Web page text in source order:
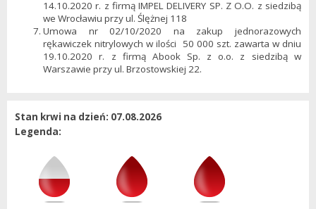
14.10.2020 r. z firmą IMPEL DELIVERY SP. Z O.O. z siedzibą
we Wrocławiu przy ul. Ślężnej 118
Umowa nr 02/10/2020 na zakup jednorazowych
rękawiczek nitrylowych w ilości 50 000 szt. zawarta w dniu
19.10.2020 r. z firmą Abook Sp. z o.o. z siedzibą w
Warszawie przy ul. Brzostowskiej 22.
Stan krwi na dzień: 07.08.2026
Legenda: